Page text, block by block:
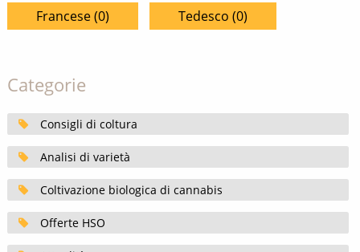
Francese (0) Tedesco (0)
Categorie
Consigli di coltura
Analisi di varietà
Coltivazione biologica di cannabis
Offerte HSO